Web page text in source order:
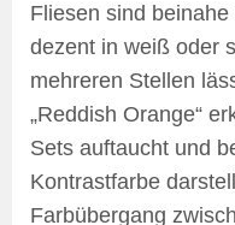
Fliesen sind
dezent in weiß oder
mehreren Stellen
„Reddish Orange“
Sets auftaucht und
Kontrastfarbe
Farbübergang